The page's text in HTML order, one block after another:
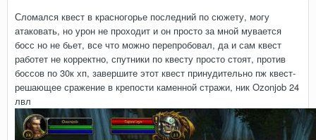
Сломался квест в красногорье последний по сюжету, могу
атаковать, но урон не проходит и он просто за мной мувается
босс но не бьет, все что можно перепробовал, да и сам квест
работет не корректно, спутники по квесту просто стоят, против
боссов по 30к хп, завершите этот квест принудительно пж квест-
решающее сражение в крепости каменной стражи, ник Ozonjob 24
лвл